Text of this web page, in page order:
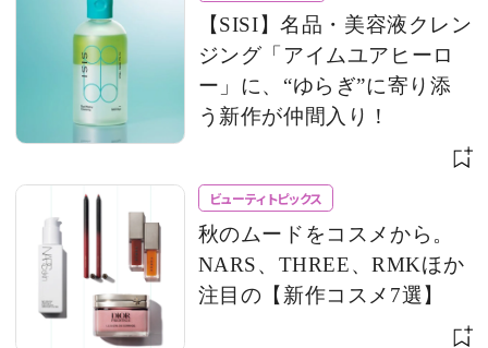
【SISI】名品・美容液クレン
ジング「アイムユアヒーロ
ー」に、“ゆらぎ”に寄り添
う新作が仲間入り！
ビューティトピックス
秋のムードをコスメから。
NARS、THREE、RMKほか
注目の【新作コスメ7選】